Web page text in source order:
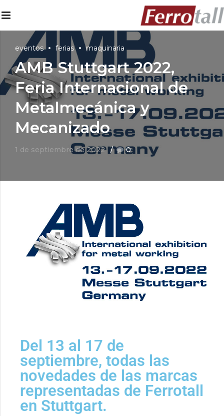
eventos ferias maquinaria
AMB Stuttgart 2022,
Feria Internacional de
Metalmecánica y
Mecanizado
1 de septiembre de 2022 0
Del 13 al 17 de
septiembre, todas las
novedades de las marcas
representadas de Ferrotall
en Stuttgart.